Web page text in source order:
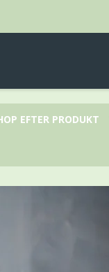
EFTER PRODUKT